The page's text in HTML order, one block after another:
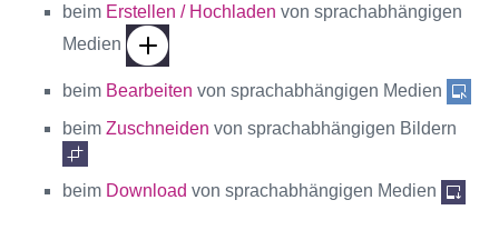
beim Erstellen / Hochladen von sprachabhängigen
Medien
beim Bearbeiten von sprachabhängigen Medien
beim Zuschneiden von sprachabhängigen Bildern
beim Download von sprachabhängigen Medien